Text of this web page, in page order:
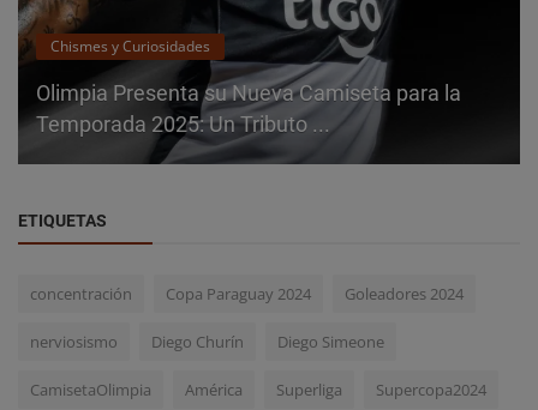
Chismes y Curiosidades
Olimpia Presenta su Nueva Camiseta para la
Temporada 2025: Un Tributo ...
ETIQUETAS
concentración Copa Paraguay 2024 Goleadores 2024
nerviosismo Diego Churín Diego Simeone
CamisetaOlimpia América Superliga Supercopa2024